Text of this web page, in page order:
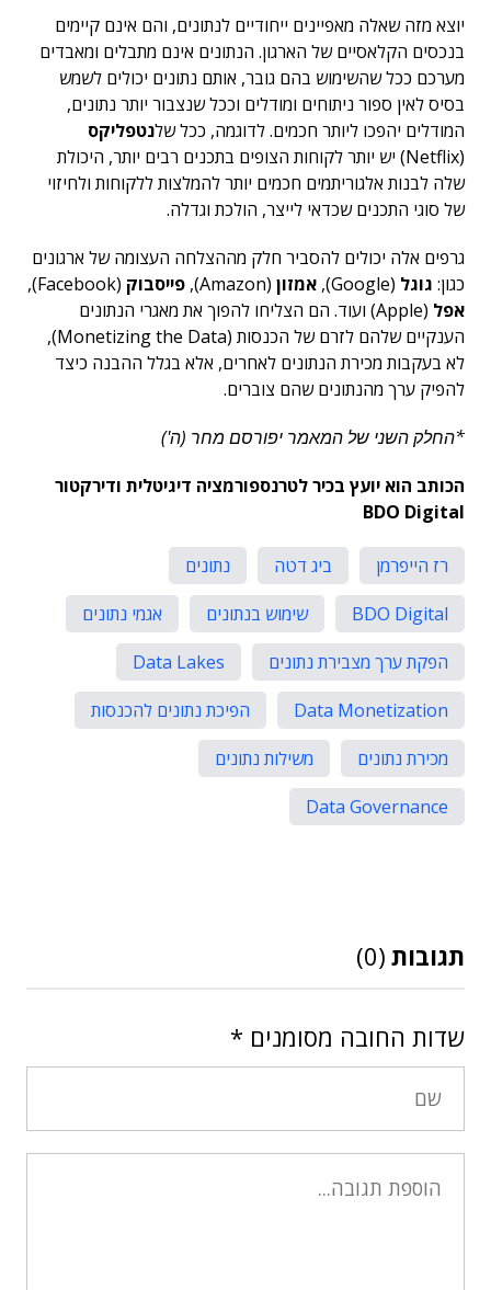
יוצא מזה שאלה מאפיינים ייחודיים לנתונים, והם אינם קיימים
בנכסים הקלאסיים של הארגון. הנתונים אינם מתבלים ומאבדים
מערכם ככל שהשימוש בהם גובר, אותם נתונים יכולים לשמש
בסיס לאין ספור ניתוחים ומודלים וככל שנצבור יותר נתונים,
המודלים יהפכו ליותר חכמים. לדוגמה, ככל שלנטפליקס
(Netflix) יש יותר לקוחות הצופים בתכנים רבים יותר, היכולת
שלה לבנות אלגוריתמים חכמים יותר להמלצות ללקוחות ולחיזוי
של סוגי התכנים שכדאי לייצר, הולכת וגדלה.
גרפים אלה יכולים להסביר חלק מההצלחה העצומה של ארגונים
כגון: גוגל (Google), אמזון (Amazon), פייסבוק (Facebook),
אפל
(Apple) ועוד. הם הצליחו להפוך את מאגרי הנתונים
הענקיים שלהם לזרם של הכנסות (Monetizing the Data),
לא בעקבות מכירת הנתונים לאחרים, אלא בגלל ההבנה כיצד
להפיק ערך מהנתונים שהם צוברים.
*החלק השני של המאמר יפורסם מחר (ה')
הכותב הוא יועץ בכיר לטרנספורמציה דיגיטלית ודירקטור
BDO Digital
רז הייפרמן ביג דטה
נתונים
BDO Digital
שימוש בנתונים
אגמי נתונים
הפקת ערך מצבירת נתונים
Data Lakes
Data Monetization
הפיכת נתונים להכנסות
מכירת נתונים
משילות נתונים
Data Governance
תגובות (0)
שדות החובה מסומנים *